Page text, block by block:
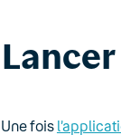
Une fois